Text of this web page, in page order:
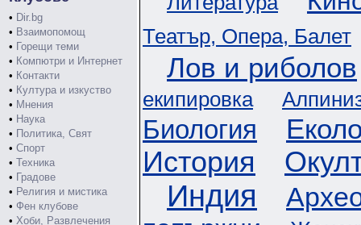
• Dir.bg
• Взаимопомощ
• Горещи теми
• Компютри и Интернет
• Контакти
• Култура и изкуство
• Мнения
• Наука
• Политика, Свят
• Спорт
• Техника
• Градове
• Религия и мистика
• Фен клубове
• Хоби, Развлечения
Театър, Опера, Балет
Лов и риболов
екипировка
Биология
История
Индия